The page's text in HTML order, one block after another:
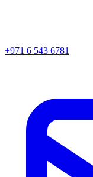
+971 6 543 6781